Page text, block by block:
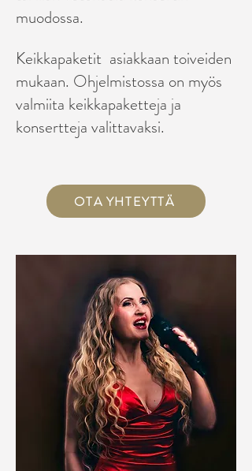
muodossa.
Keikkapaketit asiakkaan toiveiden
mukaan. Ohjelmistossa on myös
valmiita keikkapaketteja ja
konsertteja valittavaksi.​
OTA YHTEYTTÄ